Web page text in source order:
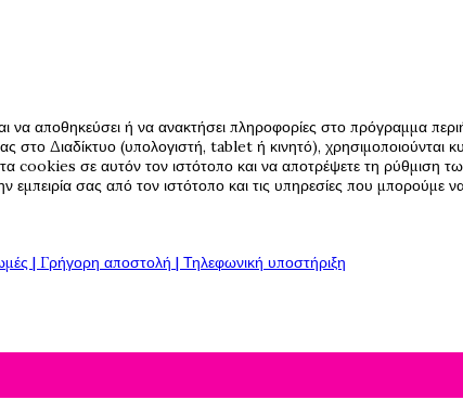
να αποθηκεύσει ή να ανακτήσει πληροφορίες στο πρόγραμμα
Διαδίκτυο (υπολογιστή, tablet ή κινητό), χρησιμοποιούνται
cookies σε αυτόν τον ιστότοπο και να αποτρέψετε τη ρύθμιση
εμπειρία σας από τον ιστότοπο και τις υπηρεσίες που μπορούμε
| Γρήγορη αποστολή | Τηλεφωνική υποστήριξη